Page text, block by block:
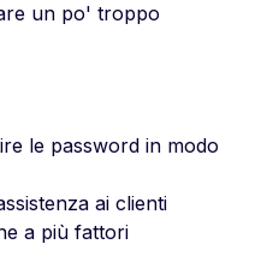
un po' troppo
le password in modo
ai clienti
a più fattori